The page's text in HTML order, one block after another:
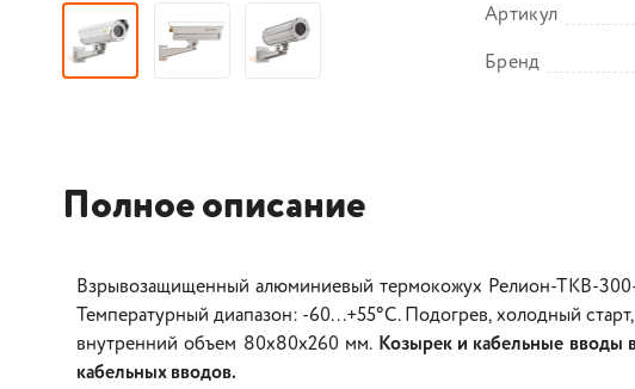
Артикул
Бренд
Полное описание
Взрывозащищенный алюминиевый термокожух Релион-ТКВ-
Температурный диапазон: -60...+55°С. Подогрев, холодный
внутренний объем 80х80х260 мм. Козырек и кабельные вводы
кабельных вводов.